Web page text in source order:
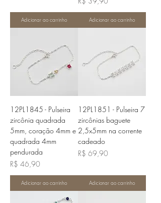
Adicionar ao carrinho Adicionar ao carrinho
12PL1845 - Pulseira
zircônia quadrada
5mm, coração 4mm e
quadrada 4mm
pendurada
Preço
R$ 46,90
Adicionar ao carrinho
12PL1851 - Pulseira 7
zircônias baguete
2,5x5mm na corrente
cadeado
Preço
R$ 69,90
Adicionar ao carrinho